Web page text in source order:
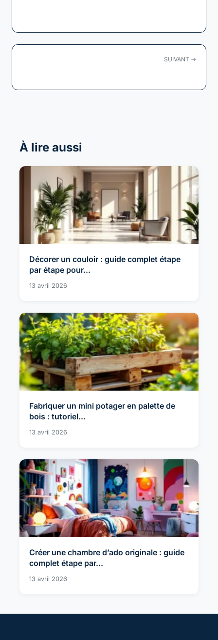
SUIVANT →
À lire aussi
Décorer un couloir : guide complet étape
par étape pour...
13 avril 2026
Fabriquer un mini potager en palette de
bois : tutoriel...
13 avril 2026
Créer une chambre d’ado originale : guide
complet étape par...
13 avril 2026